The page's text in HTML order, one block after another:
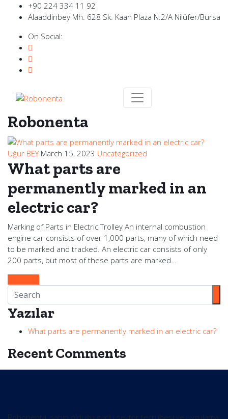
+90 224 334 11 92
Alaaddinbey Mh. 628 Sk. Kaan Plaza N:2/A Nilüfer/Bursa
On Social:
Robonenta
Uğur BEY March 15, 2023 Uncategorized
What parts are
permanently marked in an
electric car?
Marking of Parts in Electric Trolley An internal combustion
engine car consists of over 1,000 parts, many of which need
to be marked and tracked. An electric car consists of only
200 parts, but most of these parts are marked…
Yazılar
What parts are permanently marked in an electric car?
Recent Comments
Robonenta, sahip olduğu güçlü sektör tecrübesi ve uygulama